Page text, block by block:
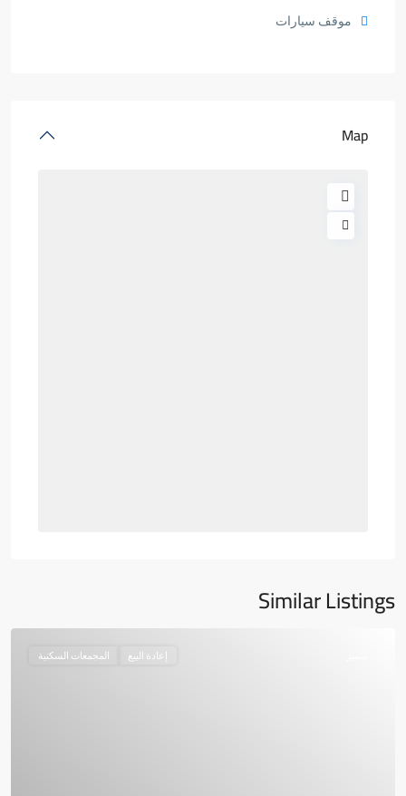
موقف سيارات
Map
Similar Listings
إعادة البيع المجمعات السكنية